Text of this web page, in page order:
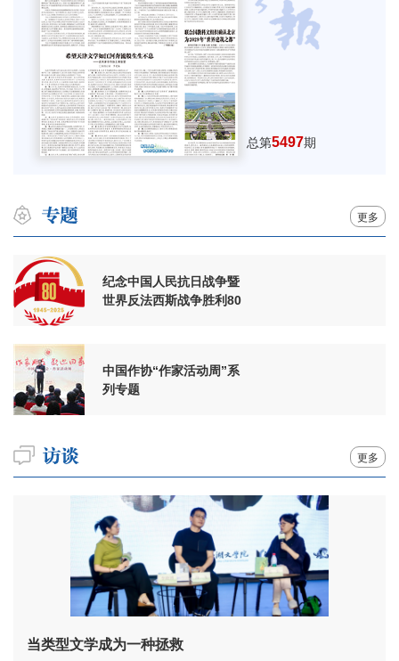
总第5497期
更多
纪念中国人民抗日战争暨
世界反法西斯战争胜利80
中国作协“作家活动周”系
列专题
更多
当类型文学成为一种拯救